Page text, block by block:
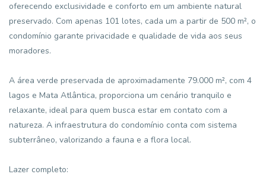
oferecendo exclusividade e conforto em um ambiente natural
preservado. Com apenas 101 lotes, cada um a partir de 500 m², o
condomínio garante privacidade e qualidade de vida aos seus
moradores.
A área verde preservada de aproximadamente 79.000 m², com 4
lagos e Mata Atlântica, proporciona um cenário tranquilo e
relaxante, ideal para quem busca estar em contato com a
natureza. A infraestrutura do condomínio conta com sistema
subterrâneo, valorizando a fauna e a flora local.
Lazer completo: